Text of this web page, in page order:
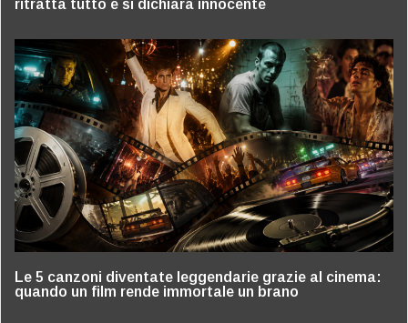
ritratta tutto e si dichiara innocente
Le 5 canzoni diventate leggendarie grazie al cinema:
quando un film rende immortale un brano